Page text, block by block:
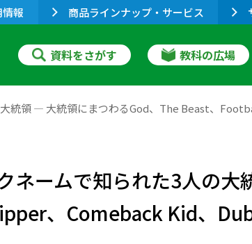
報 商品ラインナップ・サービス
資料をさがす 教科の広場
統領 ― 大統領にまつわるGod、The Beast、
ームで知られた3人の大
、Comeback Kid、